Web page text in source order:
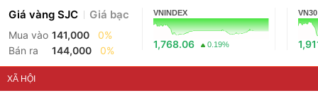
Giá vàng SJC Giá bạc
Mua vào 141,000
0%
Bán ra
144,000 0%
VNINDEX
1,768.06 0.19%
VN30
XÃ HỘI